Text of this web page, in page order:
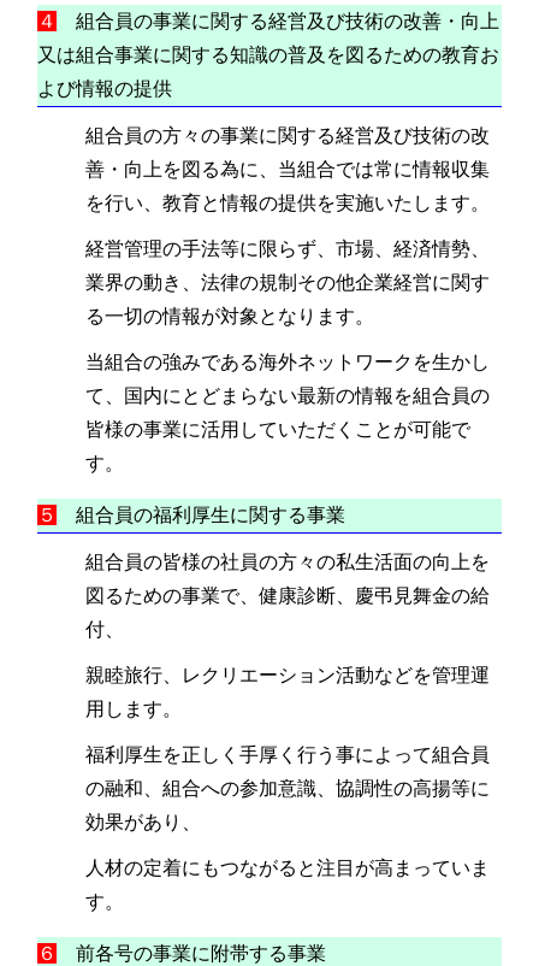
４
組合員の事業に関する経営及び技術の改善・向上
又は組合事業に関する知識の普及を図るための教育お
よび情報の提供
組合員の方々の事業に関する経営及び技術の改
善・向上を図る為に、当組合では常に情報収集
を行い、教育と情報の提供を実施いたします。
経営管理の手法等に限らず、市場、経済情勢、
業界の動き、法律の規制その他企業経営に関す
る一切の情報が対象となります。
当組合の強みである海外ネットワークを生かし
て、国内にとどまらない最新の情報を組合員の
皆様の事業に活用していただくことが可能で
す。
５ 組合員の福利厚生に関する事業
組合員の皆様の社員の方々の私生活面の向上を
図るための事業で、健康診断、慶弔見舞金の給
付、
親睦旅行、レクリエーション活動などを管理運
用します。
福利厚生を正しく手厚く行う事によって組合員
の融和、組合への参加意識、協調性の高揚等に
効果があり、
人材の定着にもつながると注目が高まっていま
す。
６ 前各号の事業に附帯する事業